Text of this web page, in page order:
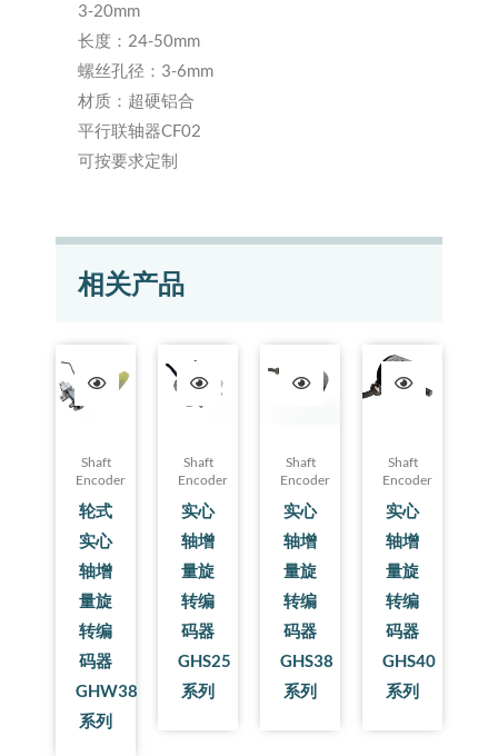
3-20mm
长度：24-50mm
螺丝孔径：3-6mm
材质：超硬铝合
平行联轴器CF02
可按要求定制
相关产品
Shaft
Encoder
轮式
实心
轴增
量旋
转编
码器
GHW38
系列
Shaft
Encoder
实心
轴增
量旋
转编
码器
GHS25
系列
Shaft
Encoder
实心
轴增
量旋
转编
码器
GHS38
系列
Shaft
Encoder
实心
轴增
量旋
转编
码器
GHS40
系列